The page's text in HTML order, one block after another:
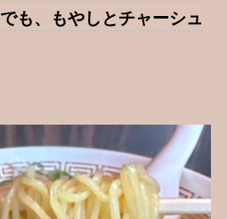
も、もやしとチャーシュ